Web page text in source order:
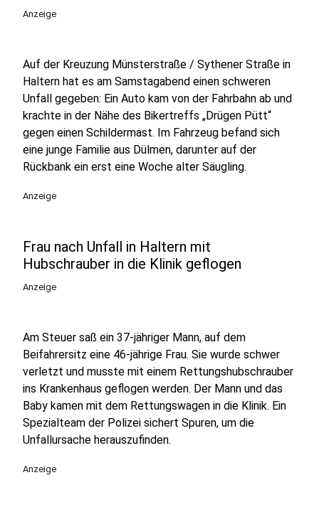
Anzeige
Auf der Kreuzung Münsterstraße / Sythener Straße in
Haltern hat es am Samstagabend einen schweren
Unfall gegeben: Ein Auto kam von der Fahrbahn ab und
krachte in der Nähe des Bikertreffs „Drügen Pütt“
gegen einen Schildermast. Im Fahrzeug befand sich
eine junge Familie aus Dülmen, darunter auf der
Rückbank ein erst eine Woche alter Säugling.
Anzeige
Frau nach Unfall in Haltern mit
Hubschrauber in die Klinik geflogen
Anzeige
Am Steuer saß ein 37-jähriger Mann, auf dem
Beifahrersitz eine 46-jährige Frau. Sie wurde schwer
verletzt und musste mit einem Rettungshubschrauber
ins Krankenhaus geflogen werden. Der Mann und das
Baby kamen mit dem Rettungswagen in die Klinik. Ein
Spezialteam der Polizei sichert Spuren, um die
Unfallursache herauszufinden.
Anzeige